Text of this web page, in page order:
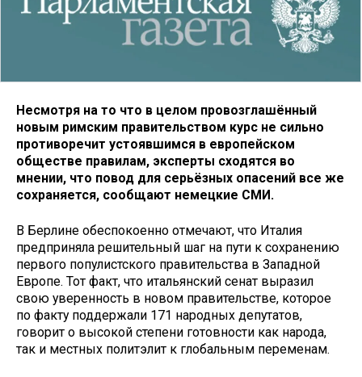
Несмотря на то что в целом провозглашённый
новым римским правительством курс не сильно
противоречит устоявшимся в европейском
обществе правилам, эксперты сходятся во
мнении, что повод для серьёзных опасений все же
сохраняется, сообщают немецкие СМИ.
В Берлине обеспокоенно отмечают, что Италия
предприняла решительный шаг на пути к сохранению
первого популистского правительства в Западной
Европе. Тот факт, что итальянский сенат выразил
свою уверенность в новом правительстве, которое
по факту поддержали 171 народных депутатов,
говорит о высокой степени готовности как народа,
так и местных политэлит к глобальным переменам.